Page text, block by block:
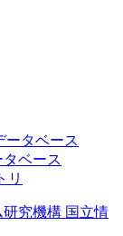
ータベース
ベース
リ